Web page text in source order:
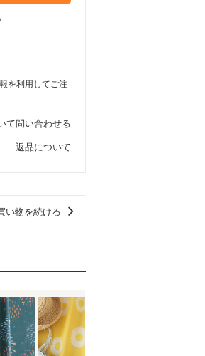
を利用してご注
て問い合わせる
返品について
い物を続ける